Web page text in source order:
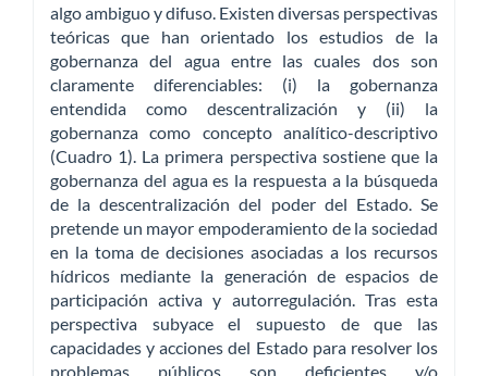
algo ambiguo y difuso. Existen diversas perspectivas
teóricas que han orientado los estudios de la
gobernanza del agua entre las cuales dos son
claramente diferenciables: (i) la gobernanza
entendida como descentralización y (ii) la
gobernanza como concepto analítico-descriptivo
(Cuadro 1). La primera perspectiva sostiene que la
gobernanza del agua es la respuesta a la búsqueda
de la descentralización del poder del Estado. Se
pretende un mayor empoderamiento de la sociedad
en la toma de decisiones asociadas a los recursos
hídricos mediante la generación de espacios de
participación activa y autorregulación. Tras esta
perspectiva subyace el supuesto de que las
capacidades y acciones del Estado para resolver los
problemas públicos son deficientes y/o